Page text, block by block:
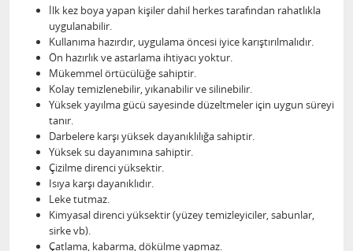
İlk kez boya yapan kişiler dahil herkes tarafından rahatlıkla
uygulanabilir.
Kullanıma hazırdır, uygulama öncesi iyice karıştırılmalıdır.
Ön hazırlık ve astarlama ihtiyacı yoktur.
Mükemmel örtücülüğe sahiptir.
Kolay temizlenebilir, yıkanabilir ve silinebilir.
Yüksek yayılma gücü sayesinde düzeltmeler için uygun süreyi
tanır.
Darbelere karşı yüksek dayanıklılığa sahiptir.
Yüksek su dayanımına sahiptir.
Çizilme direnci yüksektir.
Isıya karşı dayanıklıdır.
Leke tutmaz.
Kimyasal direnci yüksektir (yüzey temizleyiciler, sabunlar,
sirke vb).
Çatlama, kabarma, dökülme yapmaz.